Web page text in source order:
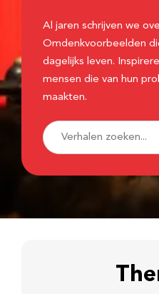
Al jaren schrijven we
Omdenkvoorbeelden
dagelijks leven.
mensen die van hun
maakten.